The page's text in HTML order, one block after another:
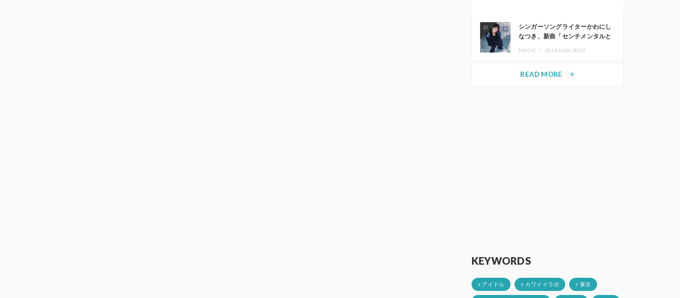
10
シンガーソングライターかわにし
なつき、新曲「センチメンタルと
MUSIC ・ 31.October.2024
READ MORE arrow_forward
KEYWORDS
# アイドル # カワイイラボ # 東京